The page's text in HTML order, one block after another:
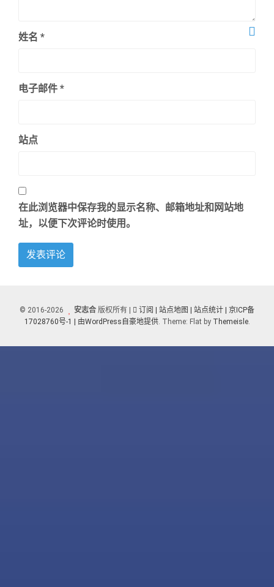
姓名 *
电子邮件 *
站点
在此浏览器中保存我的显示名称、邮箱地址和网站地
址，以便下次评论时使用。
© 2016-2026 安志合 版权所有 | 订阅 | 站点地图 | 站点统计 |
京ICP备
17028760号-1 |
由WordPress自豪地提供. Theme: Flat by Themeisle.